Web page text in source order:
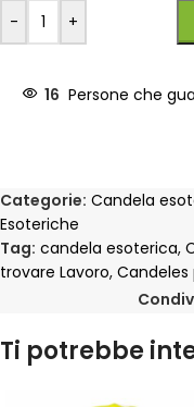
- +
16 Persone che
Categorie: Candela
Esoteriche
Tag: candela esoterica,
trovare Lavoro,
Ti potrebbe